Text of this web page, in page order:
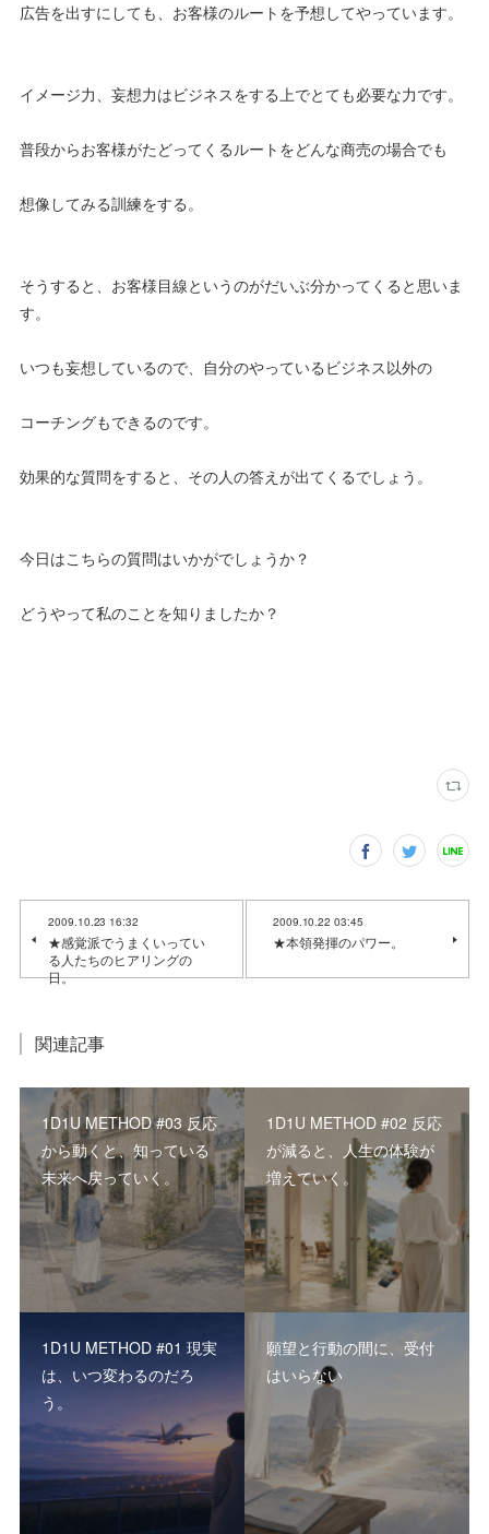
広告を出すにしても、お客様のルートを予想してやっています。
イメージ力、妄想力はビジネスをする上でとても必要な力です。
普段からお客様がたどってくるルートをどんな商売の場合でも
想像してみる訓練をする。
そうすると、お客様目線というのがだいぶ分かってくると思いま
す。
いつも妄想しているので、自分のやっているビジネス以外の
コーチングもできるのです。
効果的な質問をすると、その人の答えが出てくるでしょう。
今日はこちらの質問はいかがでしょうか？
どうやって私のことを知りましたか？
2009.10.23 16:32
★感覚派でうまくいってい
る人たちのヒアリングの
日。
2009.10.22 03:45
★本領発揮のパワー。
関連記事
1D1U METHOD #03 反応
から動くと、知っている
未来へ戻っていく。
1D1U METHOD #02 反応
が減ると、人生の体験が
増えていく。
1D1U METHOD #01 現実
は、いつ変わるのだろ
う。
願望と行動の間に、受付
はいらない